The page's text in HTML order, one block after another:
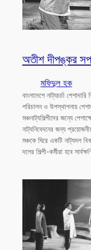
অতীশ দীপঙ্কর
মফিদুল হক
বাংলাদেশে নাট্যচর্চা
পরিচালন ও উপস্থাপনায়
মঞ্চনাট্যশিল্পীদের জন্যে
নাট্যনিবেদনের জন্য
মঞ্চকে ঘিরে একটি নাট্যদল
দলের শিল্পী-কর্মীরা হবে